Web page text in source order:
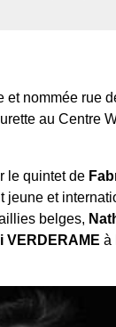
nommée rue
au Centre
le quintet de
jeune et
belges,
VERDERAME à